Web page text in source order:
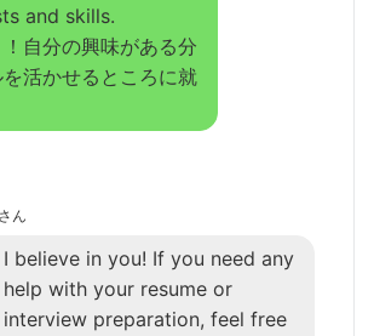
and skills.
自分の興味がある分
活かせるところに就
ん
I believe in you! If you need any
help with your resume or
interview preparation, feel free